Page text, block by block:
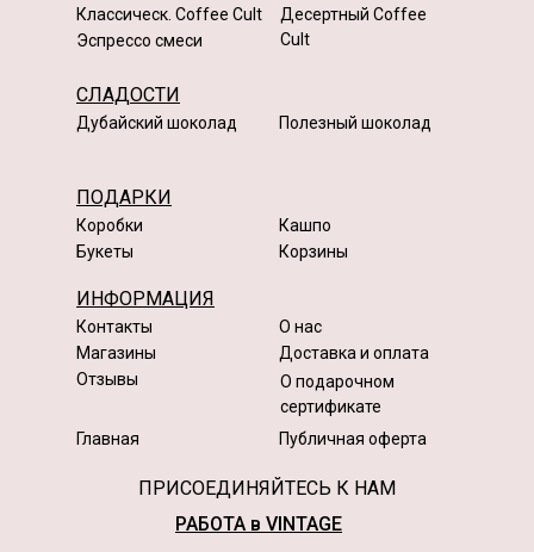
Классическ. Coffee Cult
Десертный Coffee
Cult
Эспрессо смеси
СЛАДОСТИ
Дубайский шоколад Полезный шоколад
ПОДАРКИ
Коробки
Букеты
Кашпо
Корзины
ИНФОРМАЦИЯ
Контакты
Магазины
Отзывы
О нас
Доставка и оплата
Публичная оферта
Главная
ПРИСОЕДИНЯЙТЕСЬ К НАМ
РАБОТА в VINTAGE
О подарочном
сертификате